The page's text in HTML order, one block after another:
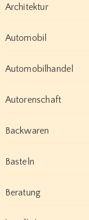
Architektur
Automobil
Automobilhandel
Autorenschaft
Backwaren
Basteln
Beratung